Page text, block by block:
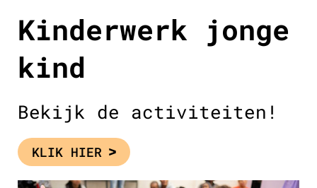
Kinderwerk jonge
kind
Bekijk de activiteiten!
KLIK HIER